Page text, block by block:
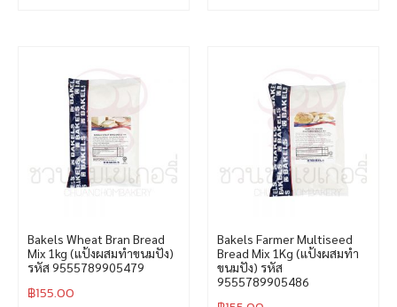
Bakels Wheat Bran Bread
Mix 1kg (แป้งผสมทำขนมปัง)
รหัส 9555789905479
฿155.00
Bakels Farmer Multiseed
Bread Mix 1Kg (แป้งผสมทำ
ขนมปัง) รหัส
9555789905486